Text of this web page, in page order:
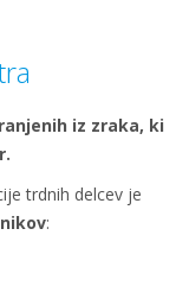
iz zraka, ki
trdnih delcev je
: